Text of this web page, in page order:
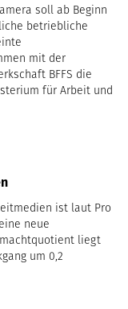
soll ab Beginn
betriebliche
mit der
BFFS die
für Arbeit und
ist laut Pro
neue
liegt
um 0,2